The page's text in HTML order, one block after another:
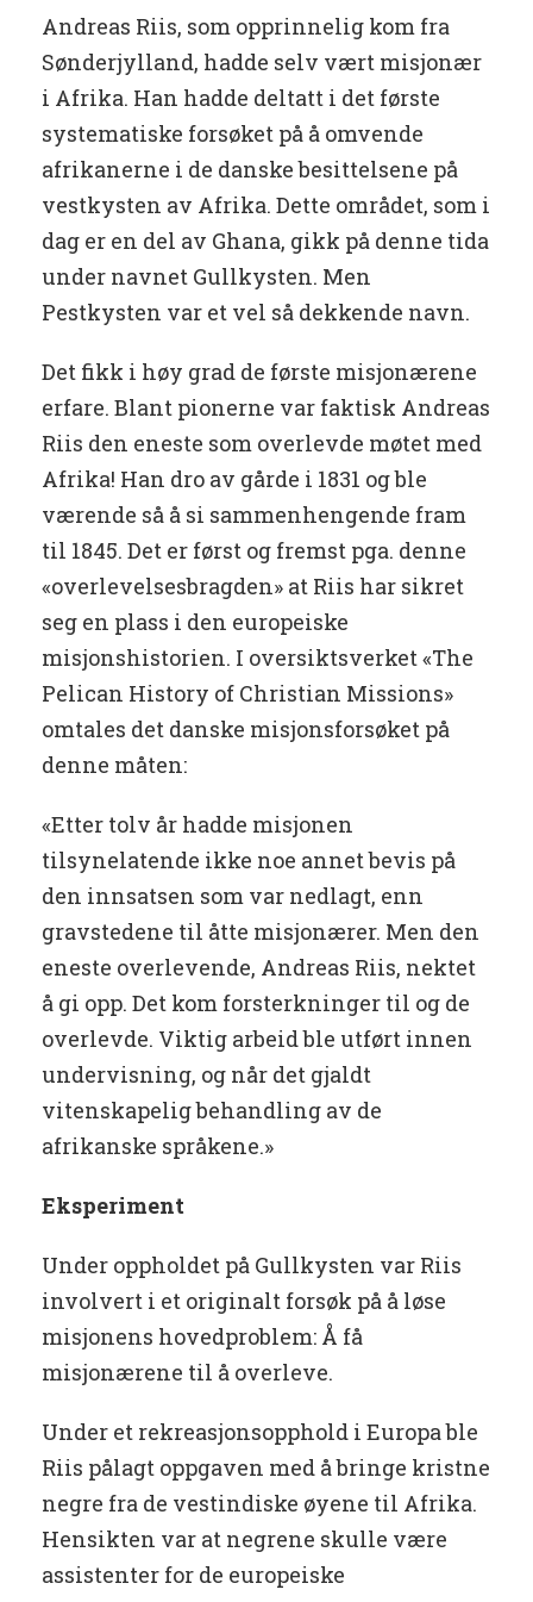
Andreas Riis, som opprinnelig kom fra
Sønderjylland, hadde selv vært misjonær
i Afrika. Han hadde deltatt i det første
systematiske forsøket på å omvende
afrikanerne i de danske besittelsene på
vestkysten av Afrika. Dette området, som i
dag er en del av Ghana, gikk på denne tida
under navnet Gullkysten. Men
Pestkysten var et vel så dekkende navn.
Det fikk i høy grad de første misjonærene
erfare. Blant pionerne var faktisk Andreas
Riis den eneste som overlevde møtet med
Afrika! Han dro av gårde i 1831 og ble
værende så å si sammenhengende fram
til 1845. Det er først og fremst pga. denne
«overlevelsesbragden» at Riis har sikret
seg en plass i den europeiske
misjonshistorien. I oversiktsverket «The
Pelican History of Christian Missions»
omtales det danske misjonsforsøket på
denne måten:
«Etter tolv år hadde misjonen
tilsynelatende ikke noe annet bevis på
den innsatsen som var nedlagt, enn
gravstedene til åtte misjonærer. Men den
eneste overlevende, Andreas Riis, nektet
å gi opp. Det kom forsterkninger til og de
overlevde. Viktig arbeid ble utført innen
undervisning, og når det gjaldt
vitenskapelig behandling av de
afrikanske språkene.»
Eksperiment
Under oppholdet på Gullkysten var Riis
involvert i et originalt forsøk på å løse
misjonens hovedproblem: Å få
misjonærene til å overleve.
Under et rekreasjonsopphold i Europa ble
Riis pålagt oppgaven med å bringe kristne
negre fra de vestindiske øyene til Afrika.
Hensikten var at negrene skulle være
assistenter for de europeiske